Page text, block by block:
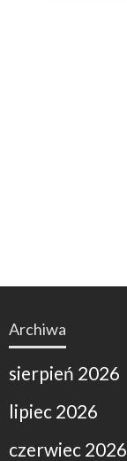
Archiwa
sierpień 2026
lipiec 2026
czerwiec 2026